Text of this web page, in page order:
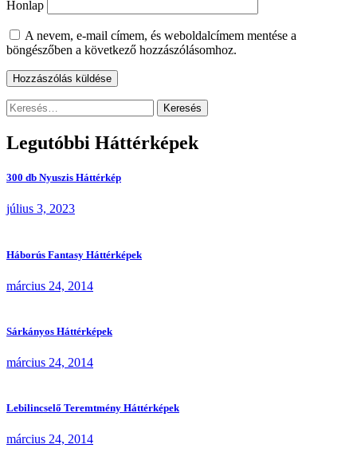
Honlap
A nevem, e-mail címem, és weboldalcímem mentése a
böngészőben a következő hozzászólásomhoz.
Keresés:
Legutóbbi Háttérképek
300 db Nyuszis Háttérkép
július 3, 2023
Háborús Fantasy Háttérképek
március 24, 2014
Sárkányos Háttérképek
március 24, 2014
Lebilincselő Teremtmény Háttérképek
március 24, 2014